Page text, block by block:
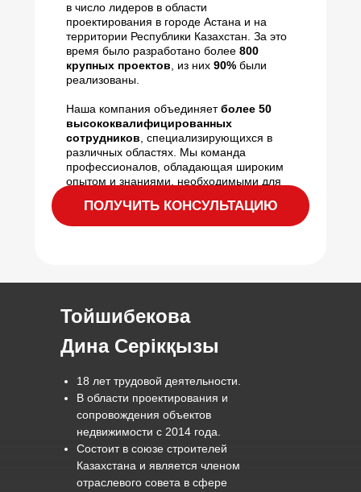
в число лидеров в области
проектирования в городе Астана и на
территории Республики Казахстан. За это
время было разработано более 800
крупных проектов , из них 90% были
реализованы.
Наша компания объединяетболее 50
высококвалифицированных
сотрудников , специализирующихся в
различных областях. Мы команда
профессионалов, обладающая широким
опытом и знаниями, необходимыми для
ПОЛУЧИТЬ КОНСУЛЬТАЦИЮ
Тойшибекова
Дина Серікқызы
18 лет трудовой деятельности.
В области проектирования и
сопровождения объектов
недвижимости с 2014 года.
Состоит в союзе строителей
Казахстана и является членом
отраслевого совета в сфере